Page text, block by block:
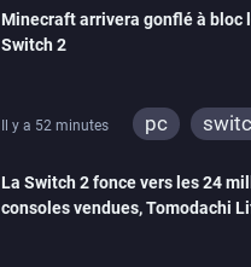
Minecraft arrivera gonflé à bloc
Switch 2
Il y a 52 minutes pc
wiiu
3ds
xbox 360
La Switch 2 fonce vers les 24
consoles vendues, Tomodachi